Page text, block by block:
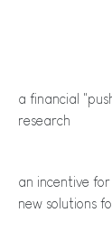
a financial
research
an incentive
new solutions